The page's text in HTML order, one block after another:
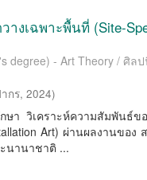
างเฉพาะพื้นที่ (Site-
degree) - Art Theory / ศิ
กร,2024)
ษา วิเคราะห์ความสัมพันธ์
Art) ผ่านผลงานข
นานาชาติ ...